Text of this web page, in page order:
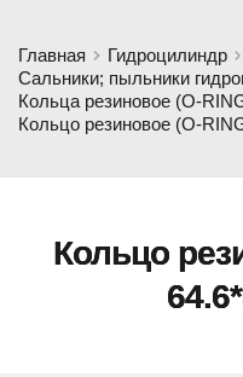
Главная
Гидроцилиндр
Сальники; пыльники
Кольца резиновое (O-
Кольцо резиновое (O-
Кольцо